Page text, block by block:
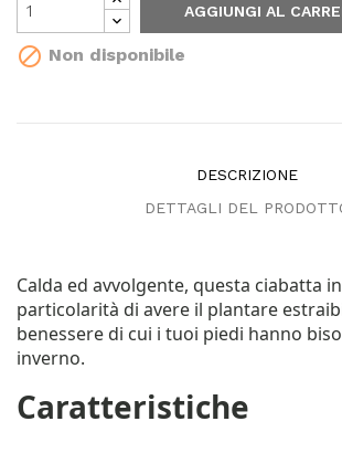
AGGIUNGI AL
 Non disponibile
DESCRIZIONE
DETTAGLI DEL
Calda ed avvolgente, questa ciabatta
particolarità di avere il plantare
benessere di cui i tuoi piedi hanno
inverno.
Caratteristiche